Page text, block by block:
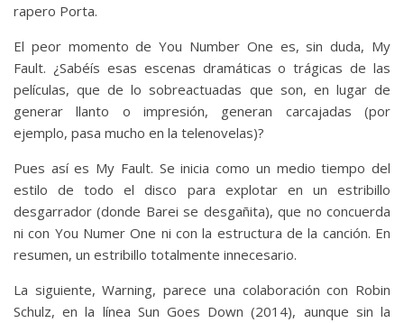
rapero Porta.
El peor momento de You Number One es, sin duda, My
Fault. ¿Sabéís esas escenas dramáticas o trágicas de las
películas, que de lo sobreactuadas que son, en lugar de
generar llanto o impresión, generan carcajadas (por
ejemplo, pasa mucho en la telenovelas)?
Pues así es My Fault. Se inicia como un medio tiempo del
estilo de todo el disco para explotar en un estribillo
desgarrador (donde Barei se desgañita), que no concuerda
ni con You Numer One ni con la estructura de la canción. En
resumen, un estribillo totalmente innecesario.
La siguiente, Warning, parece una colaboración con Robin
Schulz, en la línea Sun Goes Down (2014), aunque sin la